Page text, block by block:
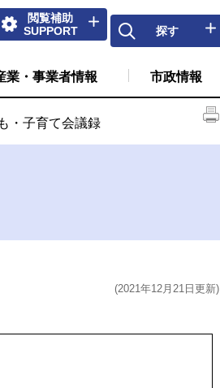
閲覧補助
SUPPORT
探す
業・事業者情報 市政情報
・子育て会議録
(2021年12月21日更新)